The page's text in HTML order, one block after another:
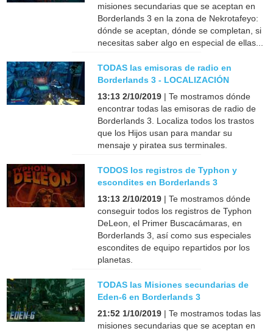
misiones secundarias que se aceptan en
Borderlands 3 en la zona de Nekrotafeyo:
dónde se aceptan, dónde se completan, si
necesitas saber algo en especial de ellas...
TODAS las emisoras de radio en
Borderlands 3 - LOCALIZACIÓN
13:13 2/10/2019 | Te mostramos dónde
encontrar todas las emisoras de radio de
Borderlands 3. Localiza todos los trastos
que los Hijos usan para mandar su
mensaje y piratea sus terminales.
TODOS los registros de Typhon y
escondites en Borderlands 3
13:13 2/10/2019 | Te mostramos dónde
conseguir todos los registros de Typhon
DeLeon, el Primer Buscacámaras, en
Borderlands 3, así como sus especiales
escondites de equipo repartidos por los
planetas.
TODAS las Misiones secundarias de
Eden-6 en Borderlands 3
21:52 1/10/2019 | Te mostramos todas las
misiones secundarias que se aceptan en